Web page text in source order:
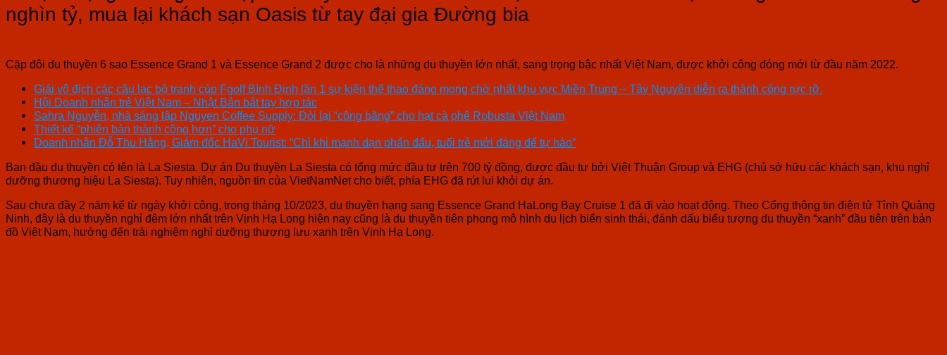
nghìn tỷ, mua lại khách sạn Oasis từ tay đại gia Đường bia
Cặp đôi du thuyền 6 sao Essence Grand 1 và Essence Grand 2 được cho là những du thuyền lớn nhất, sang trọng bậc nhất Việt Nam, được khởi công đóng mới từ đầu năm 2022.
Giải vô địch các câu lạc bộ tranh cúp Fgolf Bình Định lần 1 sự kiện thể thao đáng mong chờ nhất khu vực Miền Trung – Tây Nguyên diễn ra thành công rực rỡ.
Hội Doanh nhân trẻ Việt Nam – Nhật Bản bắt tay hợp tác
Sahra Nguyễn, nhà sáng lập Nguyen Coffee Supply: Đòi lại “công bằng” cho hạt cà phê Robusta Việt Nam
Thiết kế “phiên bản thành công hơn” cho phụ nữ
Doanh nhân Đỗ Thu Hằng, Giám đốc HaVi Tourist: “Chỉ khi mạnh dạn phấn đấu, tuổi trẻ mới đáng để tự hào”
Ban đầu du thuyền có tên là La Siesta. Dự án Du thuyền La Siesta có tổng mức đầu tư trên 700 tỷ đồng, được đầu tư bởi Việt Thuận Group và EHG (chủ sở hữu các khách sạn, khu nghỉ
dưỡng thương hiệu La Siesta). Tuy nhiên, nguồn tin của VietNamNet cho biết, phía EHG đã rút lui khỏi dự án.
Sau chưa đầy 2 năm kể từ ngày khởi công, trong tháng 10/2023, du thuyền hạng sang Essence Grand HaLong Bay Cruise 1 đã đi vào hoạt động. Theo Cổng thông tin điện tử Tỉnh Quảng
Ninh, đây là du thuyền nghỉ đêm lớn nhất trên Vịnh Hạ Long hiện nay cũng là du thuyền tiên phong mô hình du lịch biển sinh thái, đánh dấu biểu tượng du thuyền “xanh” đầu tiên trên bản
đồ Việt Nam, hướng đến trải nghiệm nghỉ dưỡng thượng lưu xanh trên Vịnh Hạ Long.